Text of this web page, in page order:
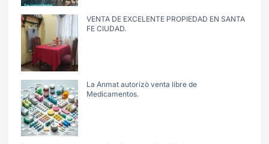
VENTA DE EXCELENTE PROPIEDAD EN SANTA
FE CIUDAD.
La Anmat autorizò venta libre de
Medicamentos.